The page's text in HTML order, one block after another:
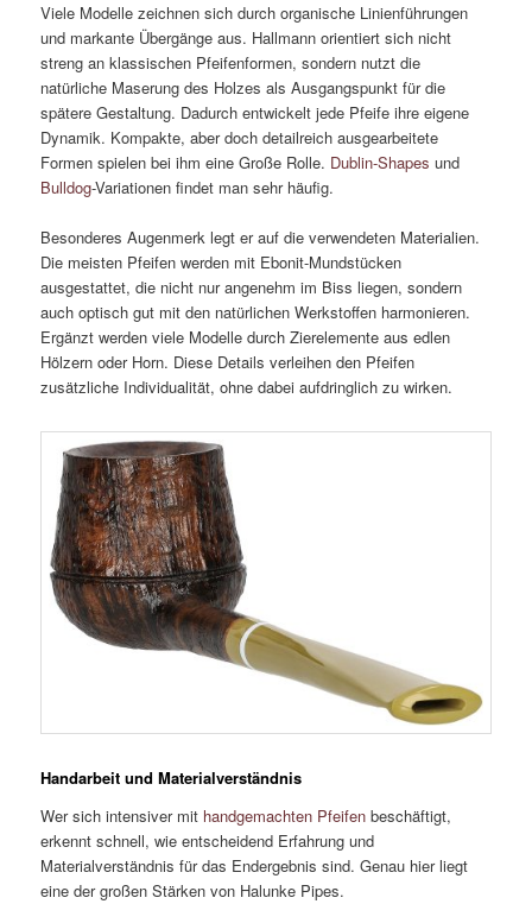
Viele Modelle zeichnen sich durch organische Linienführungen
und markante Übergänge aus. Hallmann orientiert sich nicht
streng an klassischen Pfeifenformen, sondern nutzt die
natürliche Maserung des Holzes als Ausgangspunkt für die
spätere Gestaltung. Dadurch entwickelt jede Pfeife ihre eigene
Dynamik. Kompakte, aber doch detailreich ausgearbeitete
Formen spielen bei ihm eine Große Rolle. Dublin-Shapes und
Bulldog-Variationen findet man sehr häufig.
Besonderes Augenmerk legt er auf die verwendeten Materialien.
Die meisten Pfeifen werden mit Ebonit-Mundstücken
ausgestattet, die nicht nur angenehm im Biss liegen, sondern
auch optisch gut mit den natürlichen Werkstoffen harmonieren.
Ergänzt werden viele Modelle durch Zierelemente aus edlen
Hölzern oder Horn. Diese Details verleihen den Pfeifen
zusätzliche Individualität, ohne dabei aufdringlich zu wirken.
Handarbeit und Materialverständnis
Wer sich intensiver mit handgemachten Pfeifen beschäftigt,
erkennt schnell, wie entscheidend Erfahrung und
Materialverständnis für das Endergebnis sind. Genau hier liegt
eine der großen Stärken von Halunke Pipes.